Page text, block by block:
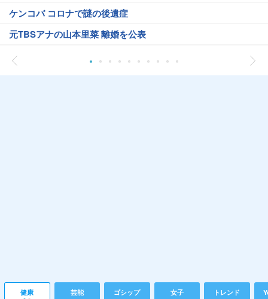
ケンコバ コロナで謎の後遺症
元TBSアナの山本里菜 離婚を公表
健康 芸能 ゴシップ 女子 トレンド